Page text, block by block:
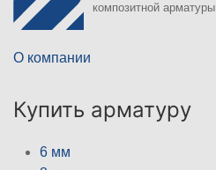
композитной арматуры
О компании
Купить арматуру
6 мм